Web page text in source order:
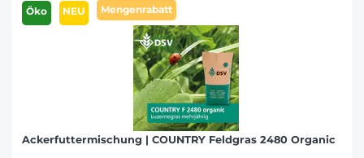
Öko NEU Mengenrabatt
Ackerfuttermischung | COUNTRY Feldgras 2480 Organic